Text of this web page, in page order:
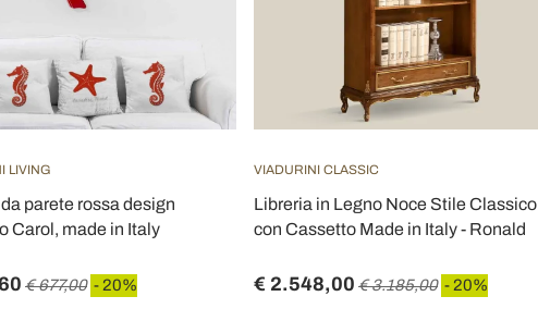
LIVING
parete rossa design
Carol, made in Italy
€ 677,00 - 20%
VIADURINI CLASSIC
Libreria in Legno Noce Stile Classico
con Cassetto Made in Italy - Ronald
€ 2.548,00 € 3.185,00 - 20%